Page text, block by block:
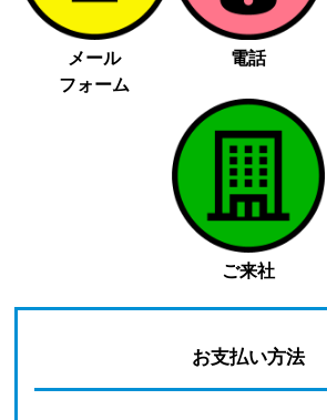
メール
フォーム
電話
ご来社
お支払い方法